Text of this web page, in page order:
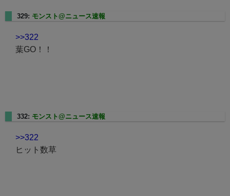
329: モンスト@ニュース速報
>>322
葉GO！！
332: モンスト@ニュース速報
>>322
ヒット数草